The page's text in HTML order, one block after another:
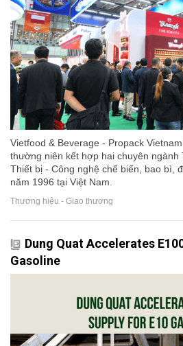
Vietfood & Beverage - Propack
thường niên kết hợp hai chuyên
Thiết bị - Công nghệ chế biến, bao bì,
năm 1996 tại Việt Nam.
Thương hiệu - Giao thương
Dung Quat Accelerates
Gasoline